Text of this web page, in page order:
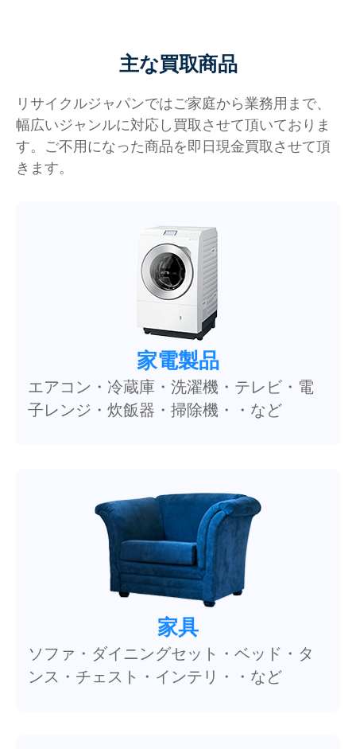
主な買取商品
リサイクルジャパンではご家庭から業務用まで、
幅広いジャンルに対応し買取させて頂いておりま
す。ご不用になった商品を即日現金買取させて頂
きます。
家電製品
エアコン・冷蔵庫・洗濯機・テレビ・電
子レンジ・炊飯器・掃除機・・など
家具
ソファ・ダイニングセット・ベッド・タ
ンス・チェスト・インテリ・・など